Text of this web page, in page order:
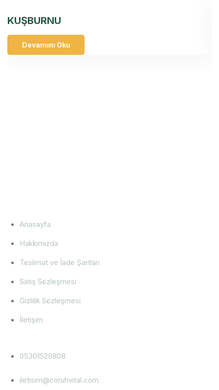
KUŞBURNU
Devamını Oku
Anasayfa
Hakkımızda
Teslimat ve İade Şartları
Satış Sözleşmesi
Gizlilik Sözleşmesi
İletişim
05301529808
iletisim@coruhvital.com